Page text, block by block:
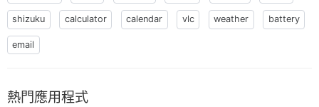
shizuku calculator calendar vlc weather battery
email
熱門應用程式